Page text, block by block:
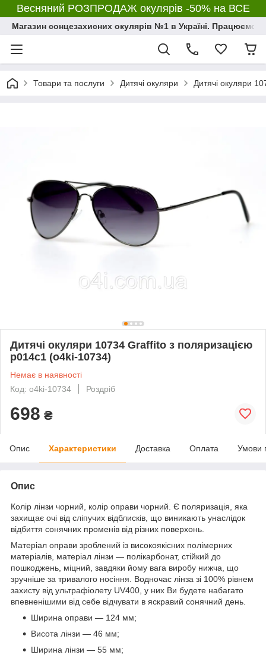
Весняний РОЗПРОДАЖ окулярів -50% на ВСЕ
Магазин сонцезахисних окулярів №1 в Україні. Працюємо з
Товари та послуги Дитячі окуляри Дитячі окуляри
Дитячі окуляри 10734 Graffito з поляризацією
p014c1 (o4ki-10734)
Немає в наявності
Код: o4ki-10734
Роздріб
698 ₴
Опис Характеристики Доставка Оплата Умови
Опис
Колір лінзи чорний, колір оправи чорний. Є поляризація, яка
захищає очі від сліпучих відблисків, що виникають унаслідок
відбиття сонячних променів від різних поверхонь.
Матеріал оправи зроблений із високоякісних полімерних
матеріалів, матеріал лінзи — полікарбонат, стійкий до
пошкоджень, міцний, завдяки йому вага виробу нижча, що
зручніше за тривалого носіння. Водночас лінза зі 100% рівнем
захисту від ультрафіолету UV400, у них Ви будете набагато
впевненішими від себе відчувати в яскравий сонячний день.
Ширина оправи — 124 мм;
Висота лінзи — 46 мм;
Ширина лінзи — 55 мм;